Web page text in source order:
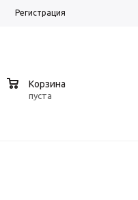
Регистрация
Корзина
пуста